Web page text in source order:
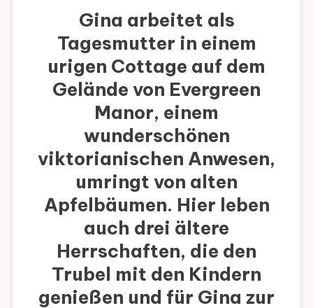
Gina arbeitet als
Tagesmutter in einem
urigen Cottage auf dem
Gelände von Evergreen
Manor, einem
wunderschönen
viktorianischen Anwesen,
umringt von alten
Apfelbäumen. Hier leben
auch drei ältere
Herrschaften, die den
Trubel mit den Kindern
genießen und für Gina zur